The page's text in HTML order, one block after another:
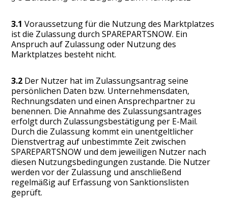
3.1 Voraussetzung für die Nutzung des Marktplatzes
ist die Zulassung durch SPAREPARTSNOW. Ein
Anspruch auf Zulassung oder Nutzung des
Marktplatzes besteht nicht.
3.2 Der Nutzer hat im Zulassungsantrag seine
persönlichen Daten bzw. Unternehmensdaten,
Rechnungsdaten und einen Ansprechpartner zu
benennen. Die Annahme des Zulassungsantrages
erfolgt durch Zulassungsbestätigung per E-Mail.
Durch die Zulassung kommt ein unentgeltlicher
Dienstvertrag auf unbestimmte Zeit zwischen
SPAREPARTSNOW und dem jeweiligen Nutzer nach
diesen Nutzungsbedingungen zustande. Die Nutzer
werden vor der Zulassung und anschließend
regelmäßig auf Erfassung von Sanktionslisten
geprüft.